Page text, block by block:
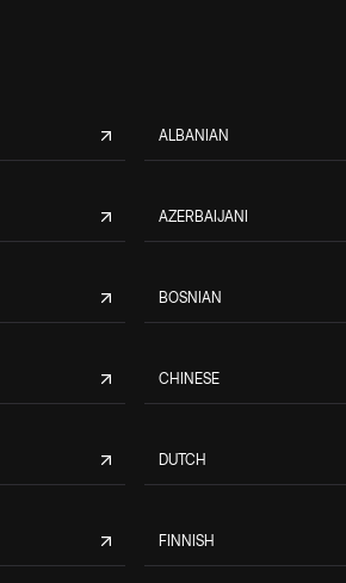
ALBANIAN
AZERBAIJANI
BOSNIAN
CHINESE
DUTCH
FINNISH